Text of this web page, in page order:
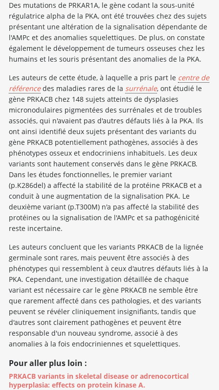
Des mutations de PRKAR1A, le gène codant la sous-unité
régulatrice alpha de la PKA, ont été trouvées chez des sujets
présentant une altération de la signalisation dépendante de
l'AMPc et des anomalies squelettiques. De plus, on constate
également le développement de tumeurs osseuses chez les
humains et les souris présentant des anomalies de la PKA.
Les auteurs de cette étude, à laquelle a pris part le centre de
référencedes maladies rares de la surrénale, ont étudié le
gène PRKACB chez 148 sujets atteints de dysplasies
micronodulaires pigmentées des surrénales et de troubles
associés, qui n'avaient pas d'autres défauts liés à la PKA. Ils
ont ainsi identifié deux sujets présentant des variants du
gène PRKACB potentiellement pathogènes, associés à des
phénotypes osseux et endocriniens inhabituels. Les deux
variants sont hautement conservés dans le gène PRKACB.
Dans les études fonctionnelles, le premier variant
(p.K286del) a affecté la stabilité de la protéine PRKACB et a
conduit à une augmentation de la signalisation PKA. Le
deuxième variant (p.T300M) n'a pas affecté la stabilité des
protéines ou la signalisation de l'AMPc et sa pathogénicité
reste incertaine.
Les auteurs concluent que les variants PRKACB de la lignée
germinale sont rares, mais peuvent être associés à des
phénotypes qui ressemblent à ceux d'autres défauts liés à la
PKA. Cependant, une investigation détaillée de chaque
variant est nécessaire car le gène PRKACB ne semble être
que rarement affecté dans ces pathologies, et des variants
peuvent se révéler cliniquement insignifiants, tandis que
d'autres sont clairement pathogènes et peuvent être
responsable d'un nouveau syndrome, associé à des
anomalies à la fois endocriniennes et squelettiques.
Pour aller plus loin :
PRKACB variants in skeletal disease or adrenocortical
hyperplasia: effects on protein kinase A.